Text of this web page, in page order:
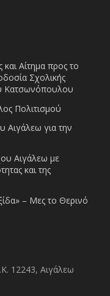
Αίτημα προς το
Σχολικής
Κατσωνόπουλου
Πολιτισμού
Αιγάλεω για την
Αιγάλεω με
και της
– Μες το Θερινό
12243, Αιγάλεω